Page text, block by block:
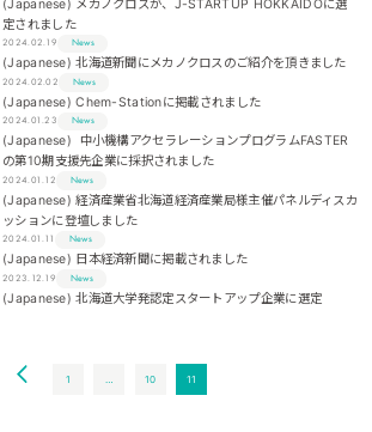
(Japanese) メカノクロスが、J-STARTUP HOKKAIDOに選
定されました
2024.02.19 News
(Japanese) 北海道新聞にメカノクロスのご紹介を頂きました
2024.02.02 News
(Japanese) Chem-Stationに掲載されました
2024.01.23 News
(Japanese) 中小機構アクセラレーションプログラムFASTER
の第10期支援先企業に採択されました
2024.01.12 News
(Japanese) 経済産業省北海道経済産業局様主催パネルディスカ
ッションに登壇しました
2024.01.11 News
(Japanese) 日本経済新聞に掲載されました
2023.12.19 News
(Japanese) 北海道大学発認定スタートアップ企業に選定
Posts
1 10 11